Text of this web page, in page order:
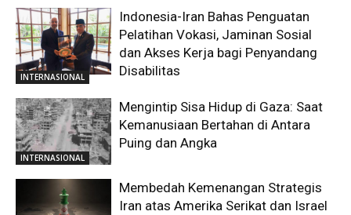
INTERNASIONAL
Indonesia-Iran Bahas Penguatan
Pelatihan Vokasi, Jaminan Sosial
dan Akses Kerja bagi Penyandang
Disabilitas
INTERNASIONAL
Mengintip Sisa Hidup di Gaza: Saat
Kemanusiaan Bertahan di Antara
Puing dan Angka
Membedah Kemenangan Strategis
Iran atas Amerika Serikat dan Israel